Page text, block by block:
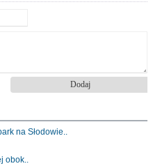
na Słodowie..
obok..